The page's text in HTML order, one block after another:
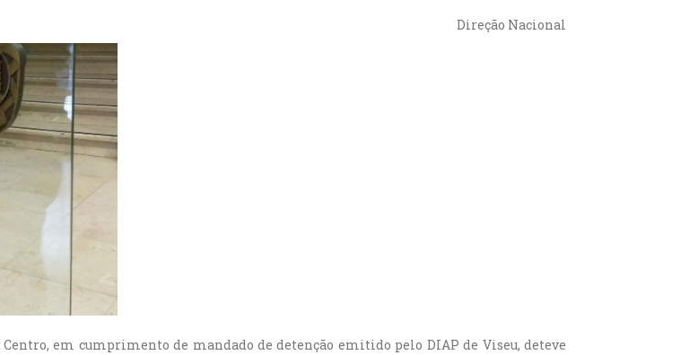
Direção Nacional
em cumprimento de mandado de detenção emitido pelo DIAP de Viseu, deteve